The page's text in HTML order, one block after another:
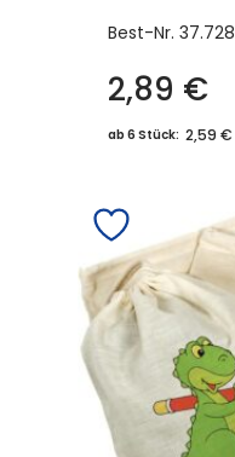
Best-Nr. 37.728
2,89 €
ab 6 Stück: 2,59 €